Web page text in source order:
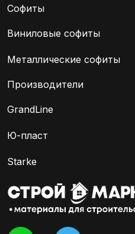
Софиты
Виниловые софиты
Металлические софиты
Производители
GrandLine
Ю-пласт
Starke